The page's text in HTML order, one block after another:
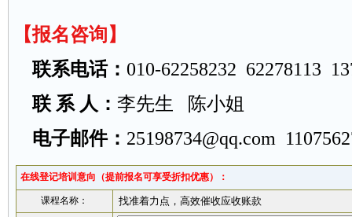
【报名咨询】
联系电话： 010-62258232 62278113
联 系 人： 李先生 陈小姐
电子邮件： 25198734@qq.com
在线登记培训意向（提前报名可享受折扣优惠）：
课程名称：